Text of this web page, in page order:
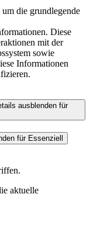
die grundlegende
Diese
mit der
sowie
Informationen
ausblenden für
für Essenziell
aktuelle